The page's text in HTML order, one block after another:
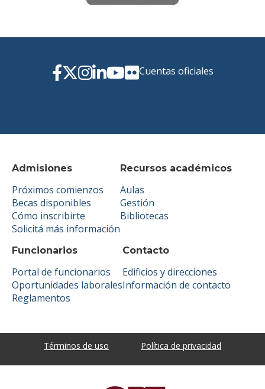
Admisiones
Próximos comienzos
Becas disponibles
Cómo inscribirte
Solicitá más información
Recursos académicos
Aulas
Gestión
Bibliotecas
Funcionarios
Portal de funcionarios
Oportunidades laborales
Reglamentos
Contacto
Edificios y direcciones
Información de contacto
Cuentas oficiales
Términos de uso Política de privacidad